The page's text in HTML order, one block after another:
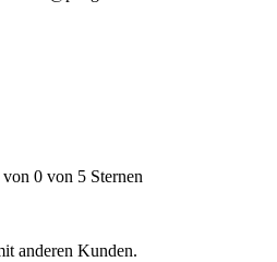
0 von 5 Sternen
anderen Kunden.